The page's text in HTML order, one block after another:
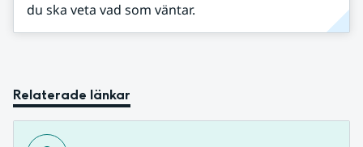
du ska veta vad som väntar.
Relaterade länkar